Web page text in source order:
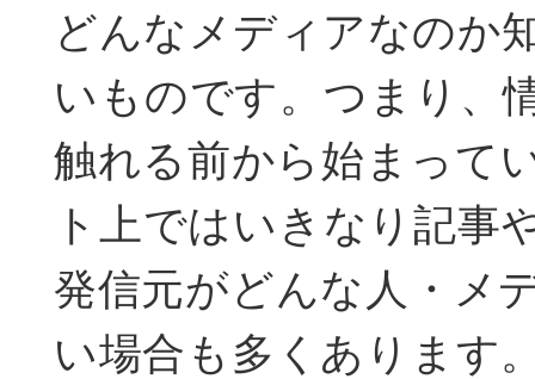
どんなメディアなのか
いものです。つまり、
触れる前から始まって
ト上ではいきなり記事
発信元がどんな人・メ
い場合も多くあります